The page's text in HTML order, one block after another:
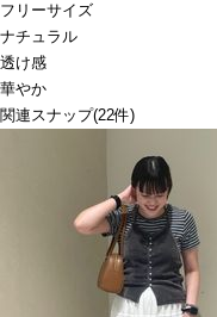
フリーサイズ
ナチュラル
透け感
華やか
関連スナップ(22件)